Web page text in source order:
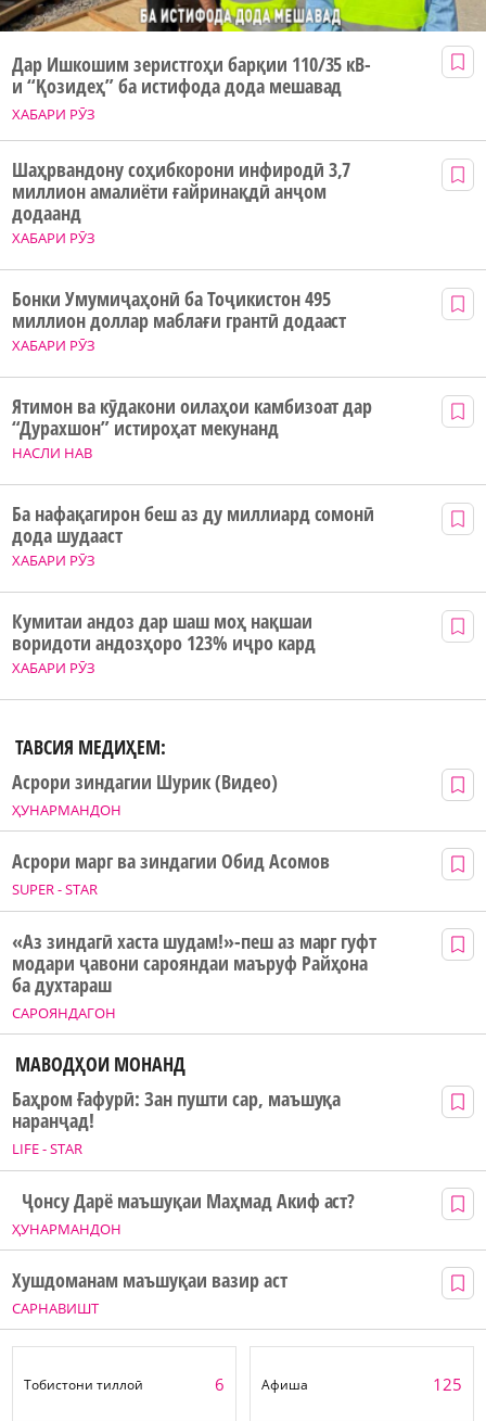
ХАБАРИ РӮЗ
Дар Ишкошим зеристгоҳи барқии 110/35 кВ-
и “Қозидеҳ” ба истифода дода мешавад
ХАБАРИ РӮЗ
Шаҳрвандону соҳибкорони инфиродӣ 3,7
миллион амалиёти ғайринақдӣ анҷом
додаанд
ХАБАРИ РӮЗ
Бонки Умумиҷаҳонӣ ба Тоҷикистон 495
миллион доллар маблағи грантӣ додааст
НАСЛИ НАВ
Ятимон ва кӯдакони оилаҳои камбизоат дар
“Дурахшон” истироҳат мекунанд
ХАБАРИ РӮЗ
Ба нафақагирон беш аз ду миллиард сомонӣ
дода шудааст
ХАБАРИ РӮЗ
Кумитаи андоз дар шаш моҳ нақшаи
воридоти андозҳоро 123% иҷро кард
ТАВСИЯ МЕДИҲЕМ:
ҲУНАРМАНДОН
Асрори зиндагии Шурик (Видео)
SUPER - STAR
Асрори марг ва зиндагии Обид Асомов
САРОЯНДАГОН
«Аз зиндагӣ хаста шудам!»-пеш аз марг гуфт
модари ҷавони сарояндаи маъруф Райҳона
ба духтараш
МАВОДҲОИ МОНАНД
LIFE - STAR
Баҳром Ғафурӣ: Зан пушти сар, маъшуқа
наранҷад!
ҲУНАРМАНДОН
Ҷонсу Дарё маъшуқаи Маҳмад Акиф аст?
САРНАВИШТ
Хушдоманам маъшуқаи вазир аст
Тобистони тиллоӣ 6 Афиша 125